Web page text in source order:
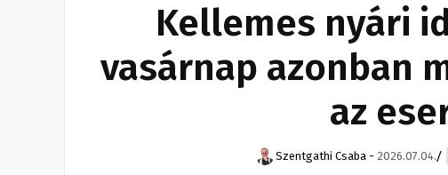
Kellemes nyári
vasárnap azonban
az
Szentgathi Csaba - 2026.07.04.